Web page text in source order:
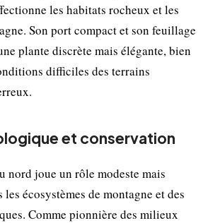
les habitats rocheux et les
Son port compact et son feuillage
plante discrète mais élégante, bien
difficiles des terrains
et conservation
nord joue un rôle modeste mais
écosystèmes de montagne et des
Comme pionnière des milieux